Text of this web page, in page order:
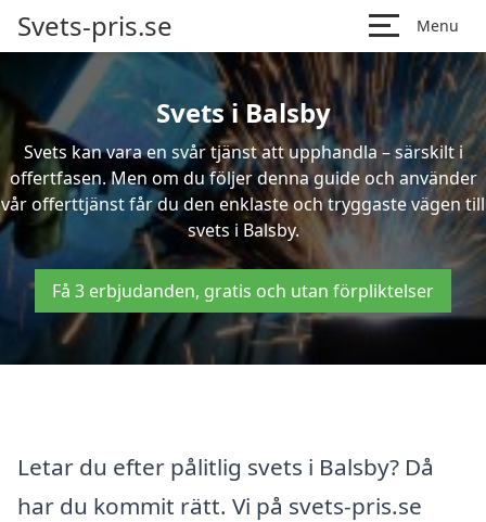
Svets-pris.se Menu
Svets i Balsby
Svets kan vara en svår tjänst att upphandla – särskilt i
offertfasen. Men om du följer denna guide och använder
vår offerttjänst får du den enklaste och tryggaste vägen till
svets i Balsby.
Få 3 erbjudanden, gratis och utan förpliktelser
Letar du efter pålitlig svets i Balsby? Då
har du kommit rätt. Vi på svets-pris.se